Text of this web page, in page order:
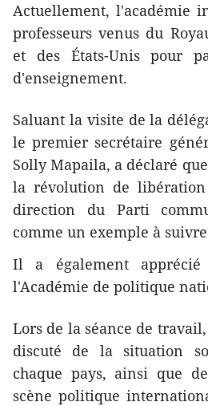
Actuellement, l'académie
professeurs venus du
et des États-Unis pour
d'enseignement.
Saluant la visite de la
le premier secrétaire
Solly Mapaila, a déclaré
la révolution de
direction du Parti
comme un exemple à
Il a également
l'Académie de politique
Lors de la séance de
discuté de la situation
chaque pays, ainsi que
scène politique